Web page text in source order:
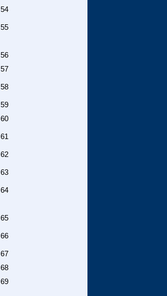
54
55
56
57
58
59
60
61
62
63
64
65
66
67
68
69